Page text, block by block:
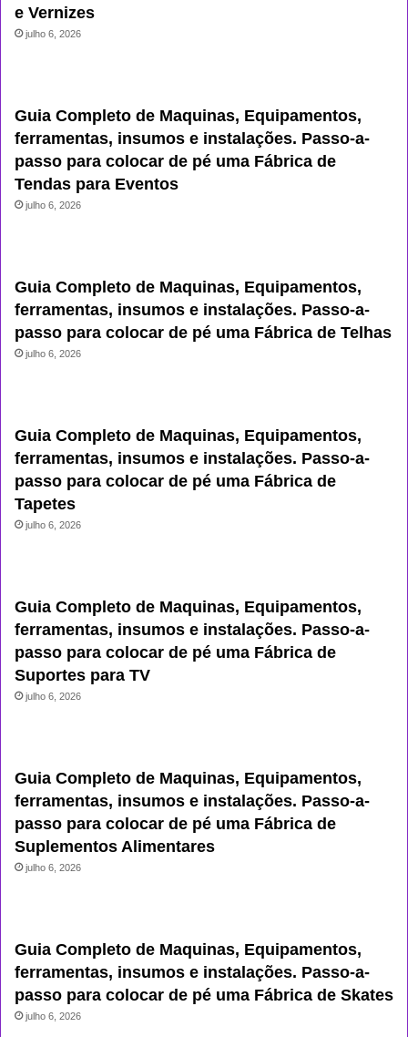
e Vernizes
julho 6, 2026
Guia Completo de Maquinas, Equipamentos,
ferramentas, insumos e instalações. Passo-a-
passo para colocar de pé uma Fábrica de
Tendas para Eventos
julho 6, 2026
Guia Completo de Maquinas, Equipamentos,
ferramentas, insumos e instalações. Passo-a-
passo para colocar de pé uma Fábrica de Telhas
julho 6, 2026
Guia Completo de Maquinas, Equipamentos,
ferramentas, insumos e instalações. Passo-a-
passo para colocar de pé uma Fábrica de
Tapetes
julho 6, 2026
Guia Completo de Maquinas, Equipamentos,
ferramentas, insumos e instalações. Passo-a-
passo para colocar de pé uma Fábrica de
Suportes para TV
julho 6, 2026
Guia Completo de Maquinas, Equipamentos,
ferramentas, insumos e instalações. Passo-a-
passo para colocar de pé uma Fábrica de
Suplementos Alimentares
julho 6, 2026
Guia Completo de Maquinas, Equipamentos,
ferramentas, insumos e instalações. Passo-a-
passo para colocar de pé uma Fábrica de Skates
julho 6, 2026